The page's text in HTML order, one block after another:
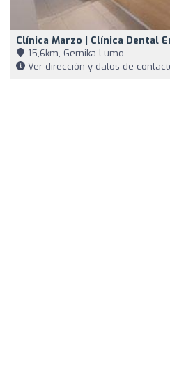
Clínica Marzo | Clínica Dental
15,6km, Gernika-Lumo
Ver dirección y datos de